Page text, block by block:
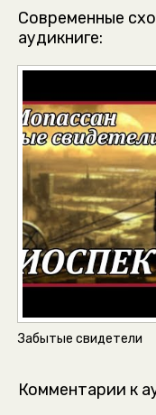
Современные
аудикниге:
Забытые свидетели
Комментарии к